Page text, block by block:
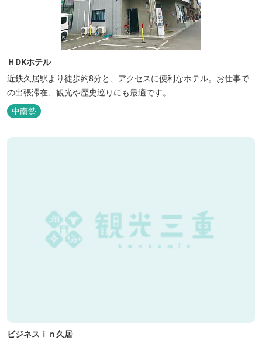
ＨDKホテル
近鉄久居駅より徒歩約8分と、アクセスに便利なホテル。お仕事で
の出張滞在、観光や歴史巡りにも最適です。
中南勢
ビジネスｉｎ久居